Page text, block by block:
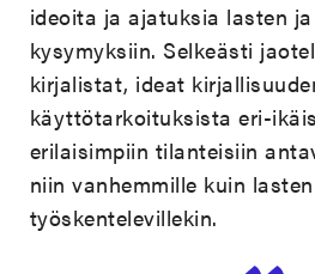
ideoita ja ajatuksia lasten
kysymyksiin. Selkeästi
kirjalistat, ideat
käyttötarkoituksista eri-
erilaisimpiin tilanteisiin
niin vanhemmille kuin
työskentelevillekin.